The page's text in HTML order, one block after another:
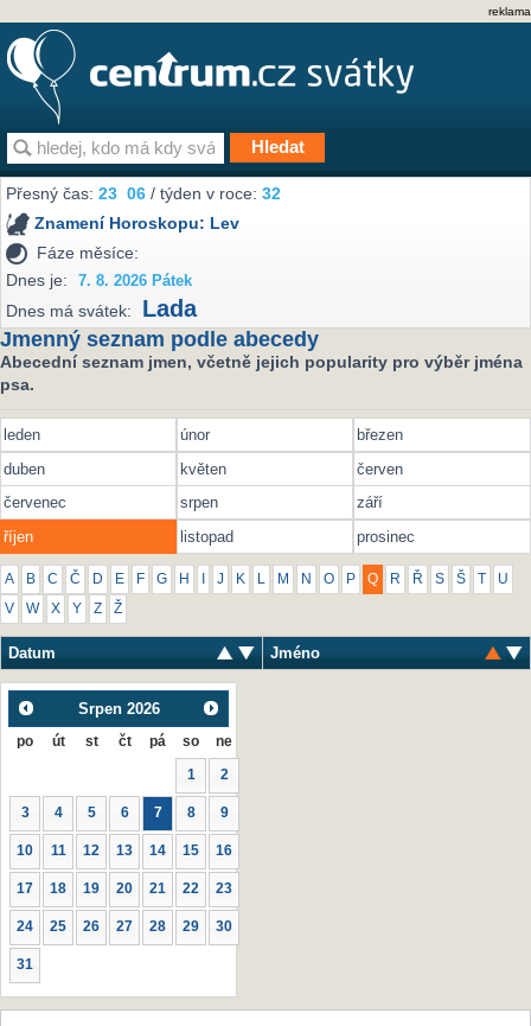
reklama
Přesný čas:23 06 / týden v roce:32
Znamení Horoskopu: Lev
Fáze měsíce:
Dnes je:
7. 8. 2026 Pátek
Dnes má svátek: Lada
Jmenný seznam podle abecedy
Abecední seznam jmen, včetně jejich popularity pro výběr jména
psa.
leden únor
březen
duben
květen
červen
červenec
srpen
září
říjen
listopad prosinec
A B C Č D E F G H J K L M N O P Q R Ř S Š U
V W X Y Z Ž
Datum Jméno
Srpen 2026
po út st čt pá so ne
1 2
3 4 5 6 7 8 9
10 11 12 13 14 15 16
17 18 19 20 21 22 23
24 25 26 27 28 29 30
31